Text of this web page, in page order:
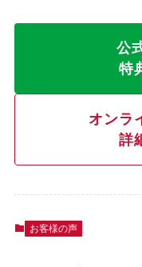
公
特
オンラ
詳
お客様の声